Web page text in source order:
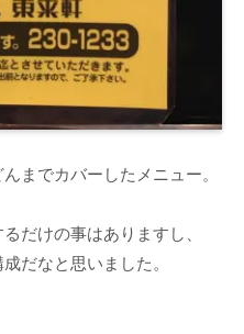
までカバーしたメニュー。
だけの事はありますし、
だなと思いました。